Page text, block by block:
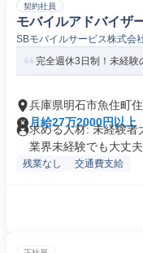
契約社員
モバイルアドバイザ
SBモバイルサービス株式会
完全週休3日制！未経験
兵庫県明石市魚住町
月給27万2000円以上
求める人材: 未経験者
業界未経験でも大丈夫
残業なし 交通費支給